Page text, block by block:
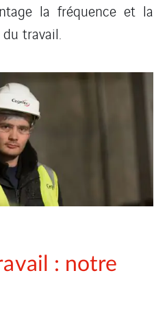
la fréquence et la
travail.
: notre